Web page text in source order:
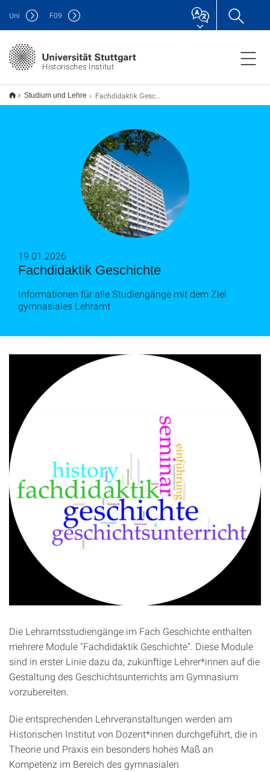
Historisches Institut
Uni F09
Studium und Lehre Fachdidaktik Geschichte
Fachdidaktik Geschichte
19.01.2026
Informationen für alle Studiengänge mit dem Ziel
gymnasiales Lehramt
Die Lehramtsstudiengänge im Fach Geschichte enthalten
mehrere Module "Fachdidaktik Geschichte". Diese Module
sind in erster Linie dazu da, zukünftige Lehrer*innen auf die
Gestaltung des Geschichtsunterrichts am Gymnasium
vorzubereiten.
Die entsprechenden Lehrveranstaltungen werden am
Historischen Institut von Dozent*innen durchgeführt, die in
Theorie und Praxis ein besonders hohes Maß an
Kompetenz im Bereich des gymnasialen